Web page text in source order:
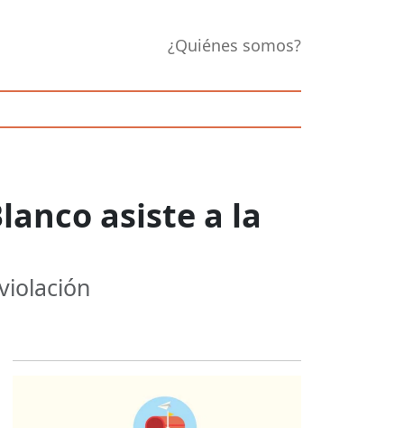
¿Quiénes somos?
asiste a la